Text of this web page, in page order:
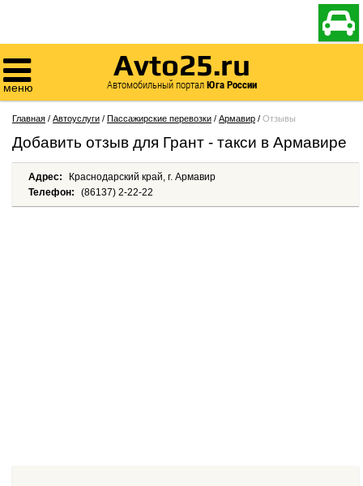


меню
Avto25.ru
Автомобильный порталЮга России
Главная / Автоуслуги / Пассажирские перевозки / Армавир / Отзывы
Добавить отзыв для Грант - такси в Армавире
Адрес:
Краснодарский край, г. Армавир
Телефон:
(86137) 2-22-22